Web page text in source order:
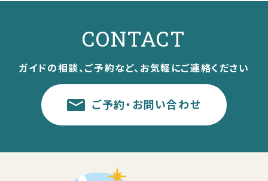
CONTACT
ガイドの相談、ご予約など、お気軽にご連絡ください
ご予約・お問い合わせ